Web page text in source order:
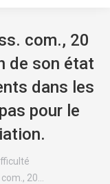
com., 20
de son état
dans les
pour le
20…